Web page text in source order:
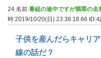
24 名前:番組の途中ですが翡翠の名
時:2019/10/20(日) 23:38:18.66
子供を産んだらキャリ
線の話だ？